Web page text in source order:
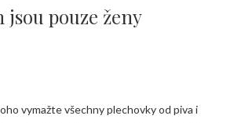
pouze ženy
vymažte všechny plechovky od piva i